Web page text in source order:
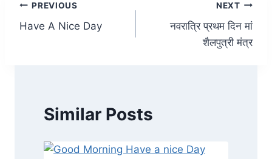
Post
navigation
PREVIOUS
Have A Nice Day
NEXT
नवरात्रि प्रथम दिन मां
शैलपुत्री मंत्र
Similar Posts